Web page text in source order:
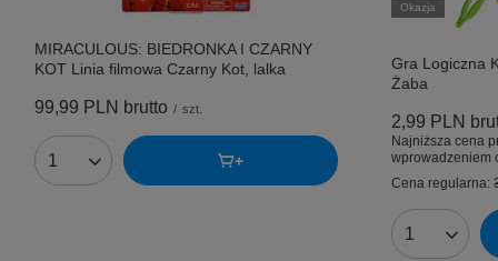
MIRACULOUS: BIEDRONKA I CZARNY
KOT Linia filmowa Czarny Kot, lalka
99,99 PLN brutto / szt.
Ilość produktów
Okazja
Gra Logiczna
Żaba
2,99 PLN
Najniższa cena
wprowadzeniem
Cena regularna:
Ilość